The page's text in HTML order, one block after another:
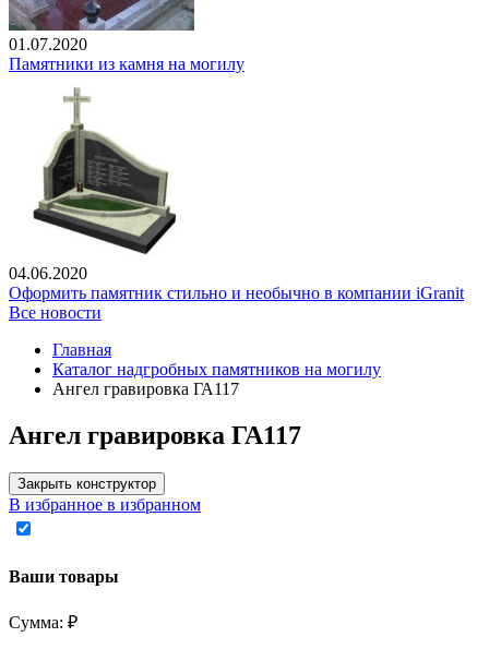
01.07.2020
Памятники из камня на могилу
04.06.2020
Оформить памятник стильно и необычно в компании iGranit
Все новости
Главная
Каталог надгробных памятников на могилу
Ангел гравировка ГА117
Ангел гравировка ГА117
Закрыть конструктор
В избранное в избранном
Ваши товары
Сумма: ₽